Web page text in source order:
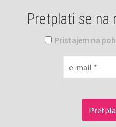
Pretplati se na
Pristajem na